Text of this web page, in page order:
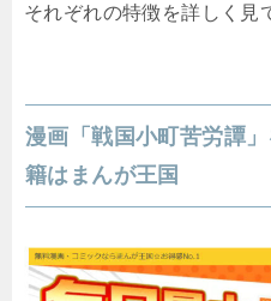
それぞれの特徴を詳しく見
漫画「戦国小町苦労譚
籍はまんが王国